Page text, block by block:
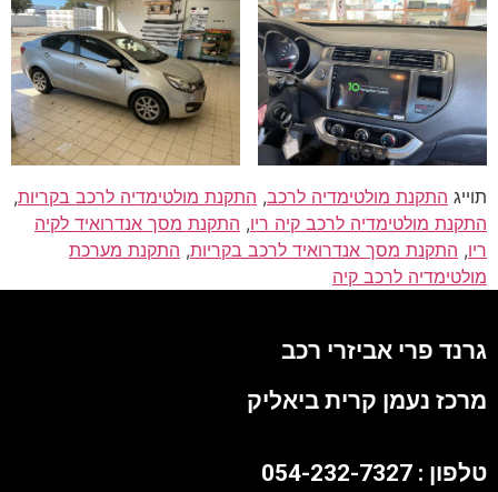
תוייג התקנת מולטימדיה לרכב, התקנת מולטימדיה לרכב בקריות,
התקנת מולטימדיה לרכב קיה ריו, התקנת מסך אנדרואיד לקיה
ריו, התקנת מסך אנדרואיד לרכב בקריות, התקנת מערכת
מולטימדיה לרכב קיה
גרנד פרי אביזרי רכב
מרכז נעמן קרית ביאליק
טלפון : 054-232-7327